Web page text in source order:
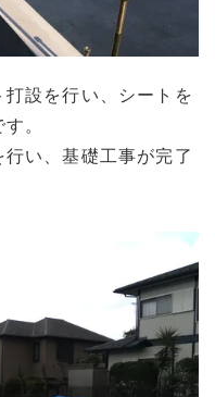
設を行い、シートを
。
い、基礎工事が完了